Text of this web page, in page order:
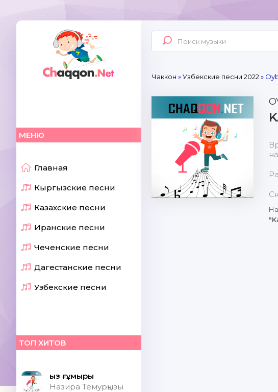
МЕНЮ
Главная
Кыргызские песни
Казахские песни
Иранские песни
Чеченские песни
Дагестанские песни
Узбекские песни
ТОП ХИТОВ
Қыз ғұмыры
Назира Темурқызы
Чаккон »Узбекские песни 2022 »